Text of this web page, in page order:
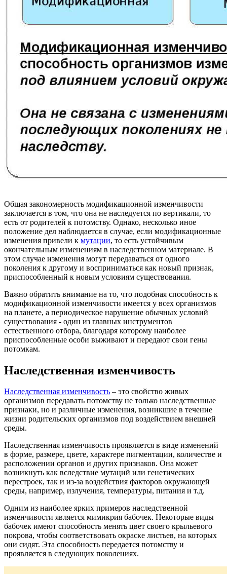
Общая закономерность модификационной изменчивости
заключается в том, что она не наследуется по вертикали, то
есть от родителей к потомству. Однако, несколько иное
положение дел наблюдается в случае, если модификационные
изменения привели к мутации, то есть устойчивым
окончательным изменениям в наследственном материале. В
этом случае изменения могут передаваться от одного
поколения к другому и восприниматься как новый признак,
приспособленный к новым условиям существования.
Важно обратить внимание на то, что подобная способность к
модификационной изменчивости имеется у всех организмов
на планете, а периодическое нарушение обычных условий
существования - один из главных инструментов
естественного отбора, благодаря которому наиболее
приспособленные особи выживают и передают свои гены
потомкам.
Наследственная изменчивость
Наследственная изменчивость – это свойство живых
организмов передавать потомству не только наследственные
признаки, но и различные изменения, возникшие в течение
жизни родительских организмов под воздействием внешней
среды.
Наследственная изменчивость проявляется в виде изменений
в форме, размере, цвете, характере пигментации, количестве и
расположении органов и других признаков. Она может
возникнуть как вследствие мутаций или генетических
перестроек, так и из-за воздействия факторов окружающей
среды, например, излучения, температуры, питания и т.д.
Одним из наиболее ярких примеров наследственной
изменчивости является мимикрия бабочек. Некоторые виды
бабочек имеют способность менять цвет своего крыльевого
покрова, чтобы соответствовать окраске листьев, на которых
они сидят. Эта способность передается потомству и
проявляется в следующих поколениях.